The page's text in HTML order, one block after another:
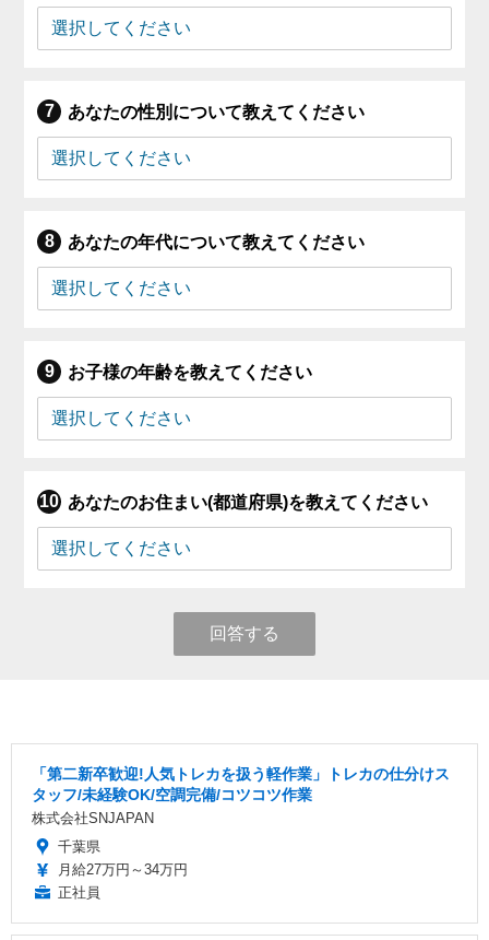
あなたの性別について教えてください
あなたの年代について教えてください
お子様の年齢を教えてください
あなたのお住まい(都道府県)を教えてください
回答する
「第二新卒歓迎!人気トレカを扱う軽作業」トレカの仕分けス
タッフ/未経験OK/空調完備/コツコツ作業
株式会社SNJAPAN
千葉県
月給27万円～34万円
正社員